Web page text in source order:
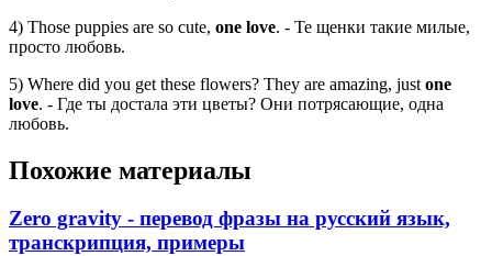
4) Those puppies are so cute, one love. - Те щенки такие милые,
просто любовь.
5) Where did you get these flowers? They are amazing, just one
love. - Где ты достала эти цветы? Они потрясающие, одна
любовь.
Похожие материалы
Zero gravity - перевод фразы на русский язык,
транскрипция, примеры